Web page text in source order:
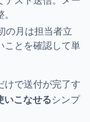
の月は担当者立
ことを確認して単
けで送付が完了す
いこなせるシンプ